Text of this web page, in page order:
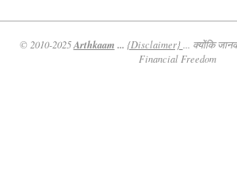
© 2010-2025Arthkaam ... {Disclaimer}
... क्योंकि
Financial Freedom